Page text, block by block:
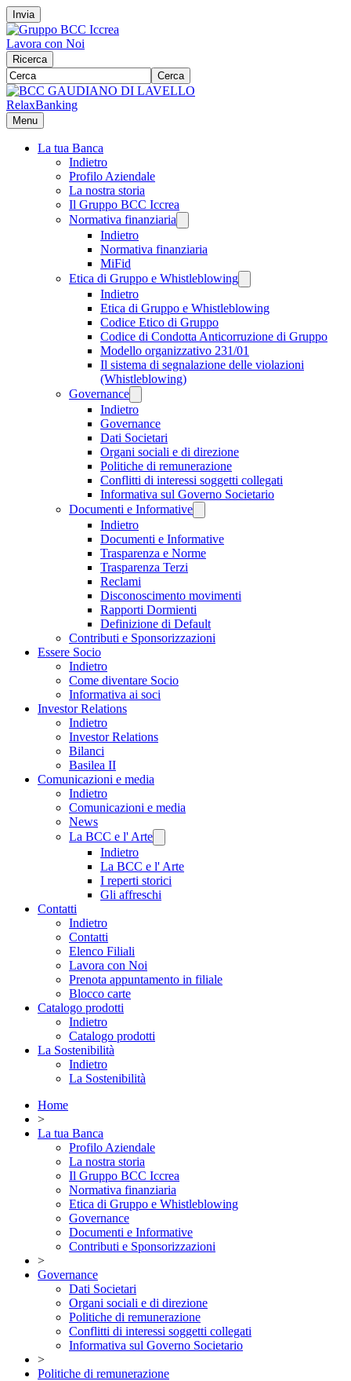
Invia
Lavora con Noi
Ricerca
Cerca
RelaxBanking
Menu
La tua Banca
Indietro
Profilo Aziendale
La nostra storia
Il Gruppo BCC Iccrea
Normativa finanziaria
Indietro
Normativa finanziaria
MiFid
Etica di Gruppo e Whistleblowing
Indietro
Etica di Gruppo e Whistleblowing
Codice Etico di Gruppo
Codice di Condotta Anticorruzione di Gruppo
Modello organizzativo 231/01
Il sistema di segnalazione delle violazioni
(Whistleblowing)
Governance
Indietro
Governance
Dati Societari
Organi sociali e di direzione
Politiche di remunerazione
Conflitti di interessi soggetti collegati
Informativa sul Governo Societario
Documenti e Informative
Indietro
Documenti e Informative
Trasparenza e Norme
Trasparenza Terzi
Reclami
Disconoscimento movimenti
Rapporti Dormienti
Definizione di Default
Contributi e Sponsorizzazioni
Essere Socio
Indietro
Come diventare Socio
Informativa ai soci
Investor Relations
Indietro
Investor Relations
Bilanci
Basilea II
Comunicazioni e media
Indietro
Comunicazioni e media
News
La BCC e l' Arte
Indietro
La BCC e l' Arte
I reperti storici
Gli affreschi
Contatti
Indietro
Contatti
Elenco Filiali
Lavora con Noi
Prenota appuntamento in filiale
Blocco carte
Catalogo prodotti
Indietro
Catalogo prodotti
La Sostenibilità
Indietro
La Sostenibilità
Home
>
La tua Banca
Profilo Aziendale
La nostra storia
Il Gruppo BCC Iccrea
Normativa finanziaria
Etica di Gruppo e Whistleblowing
Governance
Documenti e Informative
Contributi e Sponsorizzazioni
>
Governance
Dati Societari
Organi sociali e di direzione
Politiche di remunerazione
Conflitti di interessi soggetti collegati
Informativa sul Governo Societario
>
Politiche di remunerazione